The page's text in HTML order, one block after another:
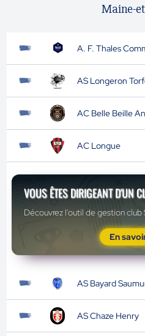
Maine-
A. F. Thales
AS Longeron
AC Belle Beille
AC Longue
VOUS ÊTES DIRIGEANT D'UN
Découvrez l'outil de gestion club
En
AS Bayard
AS Chaze Henry